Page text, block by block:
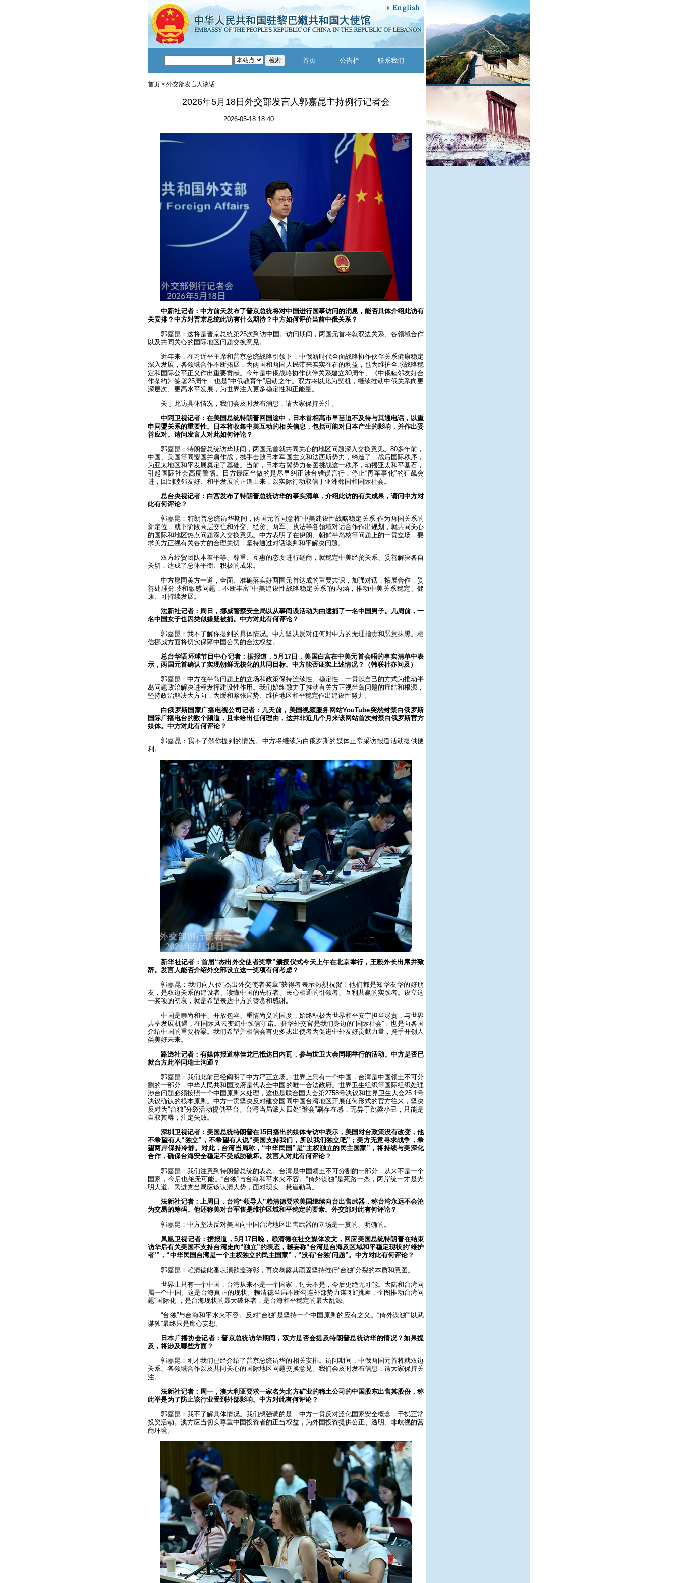
首页 公告栏 联系我们
首页 > 外交部发言人谈话
2026年5月18日外交部发言人郭嘉昆主持例行记者会
2026-05-18 18:40
中新社记者：中方前天发布了普京总统将对中国进行国事访问的消息，能否具体介绍此访有
关安排？中方对普京总统此访有什么期待？中方如何评价当前中俄关系？
郭嘉昆：这将是普京总统第25次到访中国。访问期间，两国元首将就双边关系、各领域合作
以及共同关心的国际地区问题交换意见。
近年来，在习近平主席和普京总统战略引领下，中俄新时代全面战略协作伙伴关系健康稳定
深入发展，各领域合作不断拓展，为两国和两国人民带来实实在在的利益，也为维护全球战略稳
定和国际公平正义作出重要贡献。今年是中俄战略协作伙伴关系建立30周年、《中俄睦邻友好合
作条约》签署25周年，也是“中俄教育年”启动之年。双方将以此为契机，继续推动中俄关系向更
深层次、更高水平发展，为世界注入更多稳定性和正能量。
关于此访具体情况，我们会及时发布消息，请大家保持关注。
中阿卫视记者：在美国总统特朗普回国途中，日本首相高市早苗迫不及待与其通电话，以重
申同盟关系的重要性。日本将收集中美互动的相关信息，包括可能对日本产生的影响，并作出妥
善应对。请问发言人对此如何评论？
郭嘉昆：特朗普总统访华期间，两国元首就共同关心的地区问题深入交换意见。80多年前，
中国、美国等同盟国并肩作战，携手击败日本军国主义和法西斯势力，缔造了二战后国际秩序，
为亚太地区和平发展奠定了基础。当前，日本右翼势力妄图挑战这一秩序，动摇亚太和平基石，
引起国际社会高度警惕。日方最应当做的是尽早纠正涉台错误言行，停止“再军事化”的狂飙突
进，回到睦邻友好、和平发展的正道上来，以实际行动取信于亚洲邻国和国际社会。
总台央视记者：白宫发布了特朗普总统访华的事实清单，介绍此访的有关成果，请问中方对
此有何评论？
郭嘉昆：特朗普总统访华期间，两国元首同意将“中美建设性战略稳定关系”作为两国关系的
新定位，就下阶段高层交往和外交、经贸、两军、执法等各领域对话合作作出规划，就共同关心
的国际和地区热点问题深入交换意见。中方表明了在伊朗、朝鲜半岛核等问题上的一贯立场，要
求美方正视有关各方的合理关切，坚持通过对话谈判和平解决问题。
双方经贸团队本着平等、尊重、互惠的态度进行磋商，就稳定中美经贸关系、妥善解决各自
关切，达成了总体平衡、积极的成果。
中方愿同美方一道，全面、准确落实好两国元首达成的重要共识，加强对话，拓展合作，妥
善处理分歧和敏感问题，不断丰富“中美建设性战略稳定关系”的内涵，推动中美关系稳定、健
康、可持续发展。
法新社记者：周日，挪威警察安全局以从事间谍活动为由逮捕了一名中国男子。几周前，一
名中国女子也因类似嫌疑被捕。中方对此有何评论？
郭嘉昆：我不了解你提到的具体情况。中方坚决反对任何对中方的无理指责和恶意抹黑。相
信挪威方面将切实保障中国公民的合法权益。
总台华语环球节目中心记者：据报道，5月17日，美国白宫在中美元首会晤的事实清单中表
示，两国元首确认了实现朝鲜无核化的共同目标。中方能否证实上述情况？（韩联社亦问及）
郭嘉昆：中方在半岛问题上的立场和政策保持连续性、稳定性，一贯以自己的方式为推动半
岛问题政治解决进程发挥建设性作用。我们始终致力于推动有关方正视半岛问题的症结和根源，
坚持政治解决大方向，为缓和紧张局势、维护地区和平稳定作出建设性努力。
白俄罗斯国家广播电视公司记者：几天前，美国视频服务网站YouTube突然封禁白俄罗斯
国际广播电台的数个频道，且未给出任何理由，这并非近几个月来该网站首次封禁白俄罗斯官方
媒体。中方对此有何评论？
郭嘉昆：我不了解你提到的情况。中方将继续为白俄罗斯的媒体正常采访报道活动提供便
利。
新华社记者：首届“杰出外交使者奖章”颁授仪式今天上午在北京举行，王毅外长出席并致
辞。发言人能否介绍外交部设立这一奖项有何考虑？
郭嘉昆：我们向八位“杰出外交使者奖章”获得者表示热烈祝贺！他们都是知华友华的好朋
友，是双边关系的建设者、读懂中国的先行者、民心相通的引领者、互利共赢的实践者。设立这
一奖项的初衷，就是希望表达中方的赞赏和感谢。
中国是崇尚和平、开放包容、重情尚义的国度，始终积极为世界和平安宁担当尽责，与世界
共享发展机遇，在国际风云变幻中践信守诺。驻华外交官是我们身边的“国际社会”，也是向各国
介绍中国的重要桥梁。我们希望并相信会有更多杰出使者为促进中外友好贡献力量，携手开创人
类美好未来。
路透社记者：有媒体报道林佳龙已抵达日内瓦，参与世卫大会同期举行的活动。中方是否已
就台方此举同瑞士沟通？
郭嘉昆：我们此前已经阐明了中方严正立场。世界上只有一个中国，台湾是中国领土不可分
割的一部分，中华人民共和国政府是代表全中国的唯一合法政府。世界卫生组织等国际组织处理
涉台问题必须按照一个中国原则来处理，这也是联合国大会第2758号决议和世界卫生大会25.1号
决议确认的根本原则。中方一贯坚决反对建交国同中国台湾地区开展任何形式的官方往来，坚决
反对为“台独”分裂活动提供平台。台湾当局派人四处“蹭会”刷存在感，无异于跳梁小丑，只能是
自取其辱，注定失败。
深圳卫视记者：美国总统特朗普在15日播出的媒体专访中表示，美国对台政策没有改变，他
不希望有人“独立”，不希望有人说“美国支持我们，所以我们独立吧”；美方无意寻求战争，希
望两岸保持冷静。对此，台湾当局称，“中华民国”是“主权独立的民主国家”，将持续与美深化
合作，确保台海安全稳定不受威胁破坏。发言人对此有何评论？
郭嘉昆：我们注意到特朗普总统的表态。台湾是中国领土不可分割的一部分，从来不是一个
国家，今后也绝无可能。“台独”与台海和平水火不容。“倚外谋独”是死路一条，两岸统一才是光
明大道。民进党当局应该认清大势，面对现实，悬崖勒马。
法新社记者：上周日，台湾“领导人”赖清德要求美国继续向台出售武器，称台湾永远不会沦
为交易的筹码。他还称美对台军售是维护区域和平稳定的要素。外交部对此有何评论？
郭嘉昆：中方坚决反对美国向中国台湾地区出售武器的立场是一贯的、明确的。
凤凰卫视记者：据报道，5月17日晚，赖清德在社交媒体发文，回应美国总统特朗普在结束
访华后有关美国不支持台湾走向“独立”的表态，赖妄称“台湾是台海及区域和平稳定现状的‘维护
者’”，“中华民国台湾是一个主权独立的民主国家”，“没有‘台独’问题”。中方对此有何评论？
郭嘉昆：赖清德此番表演欲盖弥彰，再次暴露其顽固坚持推行“台独”分裂的本质和意图。
世界上只有一个中国，台湾从来不是一个国家，过去不是，今后更绝无可能。大陆和台湾同
属一个中国。这是台海真正的现状。赖清德当局不断勾连外部势力谋“独”挑衅，企图推动台湾问
题“国际化”，是台海现状的最大破坏者，是台海和平稳定的最大乱源。
“台独”与台海和平水火不容。反对“台独”是坚持一个中国原则的应有之义。“倚外谋独”“以武
谋独”最终只是痴心妄想。
日本广播协会记者：普京总统访华期间，双方是否会提及特朗普总统访华的情况？如果提
及，将涉及哪些方面？
郭嘉昆：刚才我们已经介绍了普京总统访华的相关安排。访问期间，中俄两国元首将就双边
关系、各领域合作以及共同关心的国际地区问题交换意见。我们会及时发布信息，请大家保持关
注。
法新社记者：周一，澳大利亚要求一家名为北方矿业的稀土公司的中国股东出售其股份，称
此举是为了防止该行业受到外部影响。中方对此有何评论？
郭嘉昆：我不了解具体情况。我们想强调的是，中方一贯反对泛化国家安全概念，干扰正常
投资活动。澳方应当切实尊重中国投资者的正当权益，为外国投资提供公正、透明、非歧视的营
商环境。